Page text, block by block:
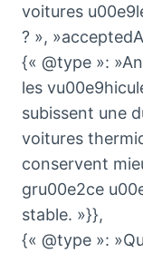
voitures
? »,
{« @type »:
les
subissent une
voitures
conservent
gru00e2ce
stable. »}},
{« @type »: